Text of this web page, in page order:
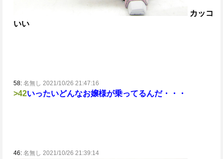
カッコ
いい
58: 名無し 2021/10/26 21:47:16
>42いったいどんなお嬢様が乗ってるんだ・・・
46: 名無し 2021/10/26 21:39:14